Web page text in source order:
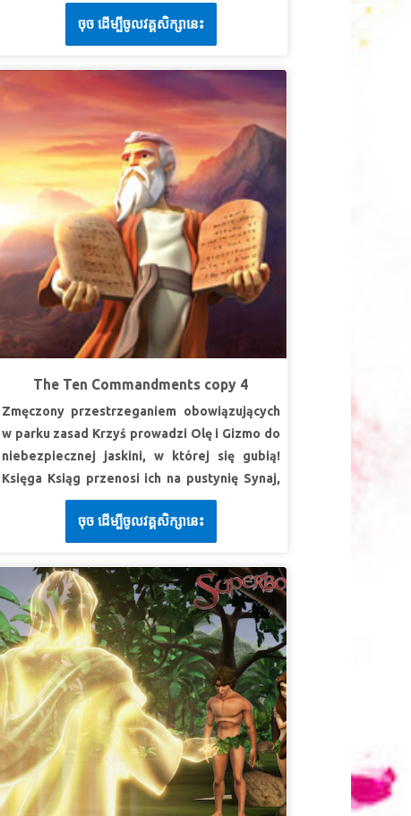
umysłu swego, abyście umieli rozróżnić, co jest
wolą Bożą, co jest dobre, miłe i doskonałe.”
LEKCJA 3: BÓG OBJAWI MI SIEBIE
SuperPrawda:Jestem dzieckiem Boga, a On
objawi mi Samego Siebie.
Super werset:„A kto mnie miłuje, tego też
będzie miłował Ojciec i Ja miłować go będę, i
objawię mu samego siebie.”Ew. Jana 14:21b (BW)
Izraela. Zobacz, jak Jezus uzdrawia
sparaliżowanego, ucisza burzę i uwalnia
człowieka od złych duchów. Odkryj, że nawet
największy wróg nie może się równać z Bożą
mocą! Dzieci uczą się, że prawdziwe cuda
pochodzą tylko od Boga. *Pamiętaj, aby
wcześniej obejrzeć film z historią biblijną do
tego kursu, ponieważ niektóre obrazy mogą
być zbyt intensywne dla małych dzieci.
Wersja skrócona jest mniej intensywna.
Zobacz także filmy: Tło biblijne i
Drogowskazy.
LEKCJA 1: BÓG JEST WSZECHMOCNY
SuperPrawda:Z Bogiem wszystko jest
możliwe.
SuperWerset:„O Jezusie z Nazaretu, jak Bóg
namaścił go Duchem Świętym i mocą, jak
chodził, czyniąc dobrze i uzdrawiając
wszystkich opętanych przez diabła, bo Bóg był
z nim.”.
Dzieje Apostolskie 10: 38 (BW)
LEKCJA 2: BÓG JEST ZAWSZE ZE MNĄ
Mogę zwrócić się do Jezusa we
wszystkich moich potrzebach.
wierzyli, że Jezus jest Chrystusem, Synem
Boga, i abyście wierząc mieli żywot w imieniu
jego.”Ewangelia Jana 20:31 (BW)
LEKCJA 3: PRAWDZIWE CUDA SĄ OD
BOGA
SuperPrawda:Jezus jest moim
uzdrowicielem.
SuperWerset:
„Jezus Chrystus wczoraj i dziś,
ten sam i na wieki.”List do Hebrajczyków 13:8
(BW)
ចុច ដើម្បីចូលវគ្គសិក្សានេះ
The Ten Commandments copy 4
Zmęczony przestrzeganiem obowiązujących
w parku zasad Krzyś prowadzi Olę i Gizmo do
niebezpiecznej jaskini, w której się gubią!
Księga Ksiąg przenosi ich na pustynię Synaj,
gdzie spotykają Mojżesza, Aarona i
Izraelitów. Bądź świadkiem cudu, kiedy Bóg
daje Dziesięć Przykazań, zobacz
katastrofalne konsekwencje
nieprzestrzegania Jego praw przez ludzi i
odkryj Jego niewyczerpane miłosierdzie i
miłość. Dzieci uczą się, że Bóg daje swojemu
ludowi zasady dla ich własnej ochrony i
szczęścia!
LEKCJA 1: KOCHAJ BOGA
SuperPrawda: Będę kochać Boga.
SuperWerset:
Będziesz tedy miłował Pana,
Boga swego, z całego serca swego i z całej
duszy swojej, i z całej siły swojej.V Ks.
ចុច ដើម្បីចូលវគ្គសិក្សានេះ